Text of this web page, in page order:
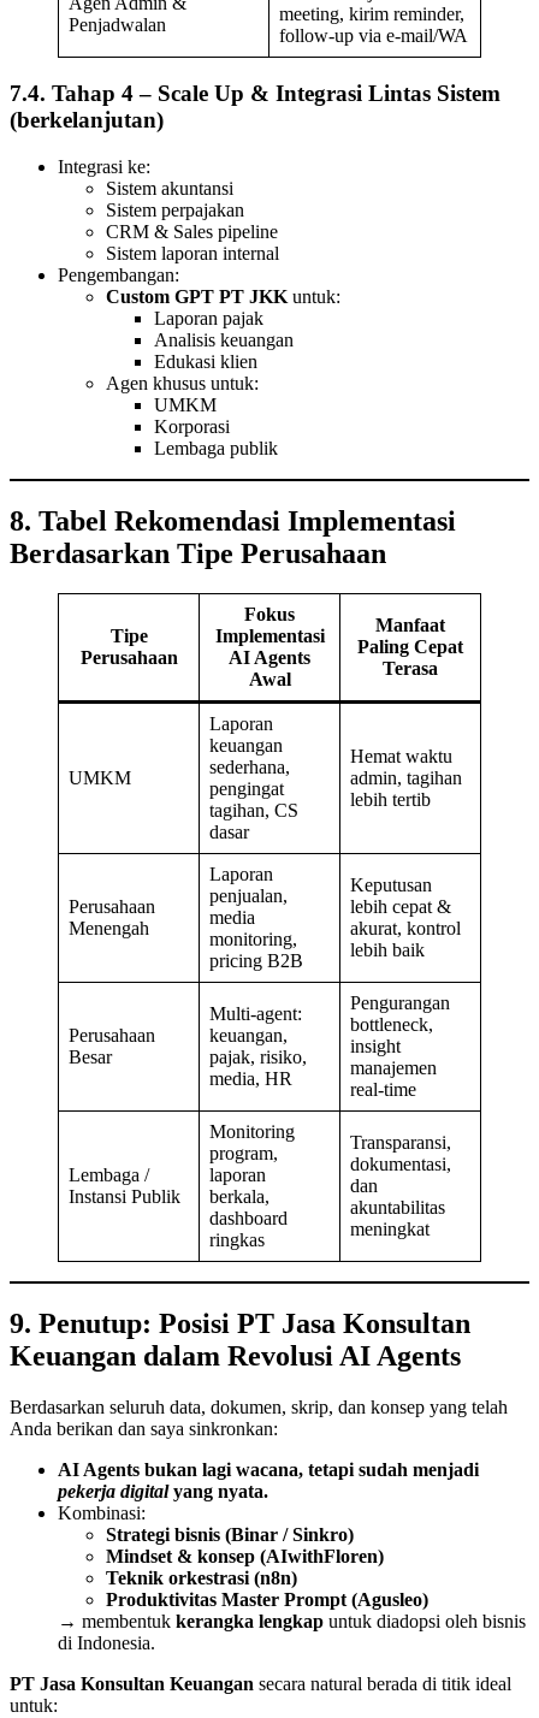
Penjadwalan
meeting, kirim reminder,
follow-up via e-mail/WA
7.4. Tahap 4 – Scale Up & Integrasi Lintas Sistem
(berkelanjutan)
Integrasi ke:
Sistem akuntansi
Sistem perpajakan
CRM & Sales pipeline
Sistem laporan internal
Pengembangan:
Custom GPT PT JKK untuk:
Laporan pajak
Analisis keuangan
Edukasi klien
Agen khusus untuk:
UMKM
Korporasi
Lembaga publik
8. Tabel Rekomendasi Implementasi
Berdasarkan Tipe Perusahaan
Tipe
Perusahaan
Fokus
Implementasi
AI Agents
Awal
Manfaat
Paling Cepat
Terasa
UMKM
Laporan
keuangan
sederhana,
pengingat
tagihan, CS
dasar
Hemat waktu
admin, tagihan
lebih tertib
Perusahaan
Menengah
Laporan
penjualan,
media
monitoring,
pricing B2B
Keputusan
lebih cepat &
akurat, kontrol
lebih baik
Perusahaan
Besar
Multi-agent:
keuangan,
pajak, risiko,
media, HR
Pengurangan
bottleneck,
insight
manajemen
real-time
Lembaga /
Instansi Publik
Monitoring
program,
laporan
berkala,
dashboard
ringkas
Transparansi,
dokumentasi,
dan
akuntabilitas
meningkat
9. Penutup: Posisi PT Jasa Konsultan
Keuangan dalam Revolusi AI Agents
Berdasarkan seluruh data, dokumen, skrip, dan konsep yang telah
Anda berikan dan saya sinkronkan:
AI Agents bukan lagi wacana, tetapi sudah menjadi
pekerja digitalyang nyata.
Kombinasi:
Strategi bisnis (Binar / Sinkro)
Mindset & konsep (AIwithFloren)
Teknik orkestrasi (n8n)
Produktivitas Master Prompt (Agusleo)
→ membentuk kerangka lengkap untuk diadopsi oleh bisnis
di Indonesia.
PT Jasa Konsultan Keuangan secara natural berada di titik ideal
untuk: